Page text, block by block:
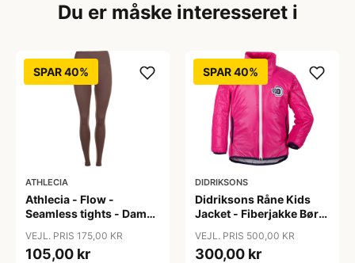
Du er måske interesseret i
SPAR 40%
ATHLECIA
Athlecia - Flow -
Seamless tights - Dame
VEJL. PRIS 175,00 KR
105,00 kr
SPAR 40%
DIDRIKSONS
Didriksons Råne Kids
Jacket - Fiberjakke Børn
VEJL. PRIS 500,00 KR
300,00 kr